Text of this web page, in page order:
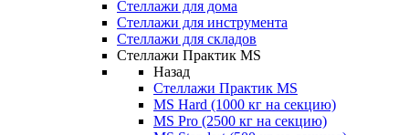
Стеллажи для дома
Стеллажи для инструмента
Стеллажи для складов
Стеллажи Практик MS
Назад
Стеллажи Практик MS
MS Hard (1000 кг на секцию)
MS Pro (2500 кг на секцию)